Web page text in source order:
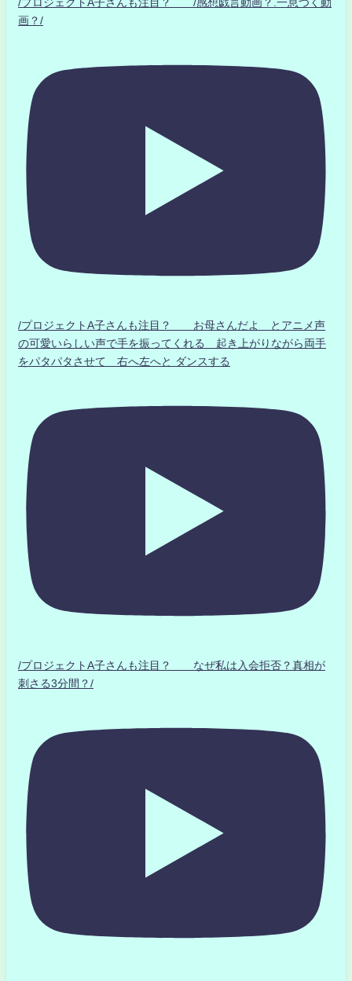
/プロジェクトA子さんも注目？ /感想戯言動画？.一息つく動
画？/
/プロジェクトA子さんも注目？ お母さんだよ とアニメ声
の可愛いらしい声で手を振ってくれる 起き上がりながら両手
をパタパタさせて 右へ左へと ダンスする
/プロジェクトA子さんも注目？ なぜ私は入会拒否？真相が
刺さる3分間？/